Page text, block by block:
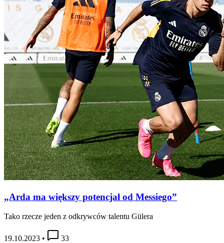
„Arda ma większy potencjał od Messiego”
Tako rzecze jeden z odkrywców talentu Gülera
19.10.2023 • 33